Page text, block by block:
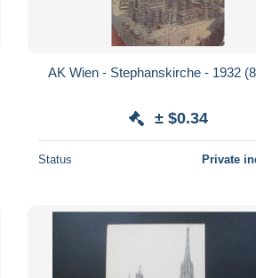
AK Wien - Stephanskirche - 1932
± $0.34
Status Private